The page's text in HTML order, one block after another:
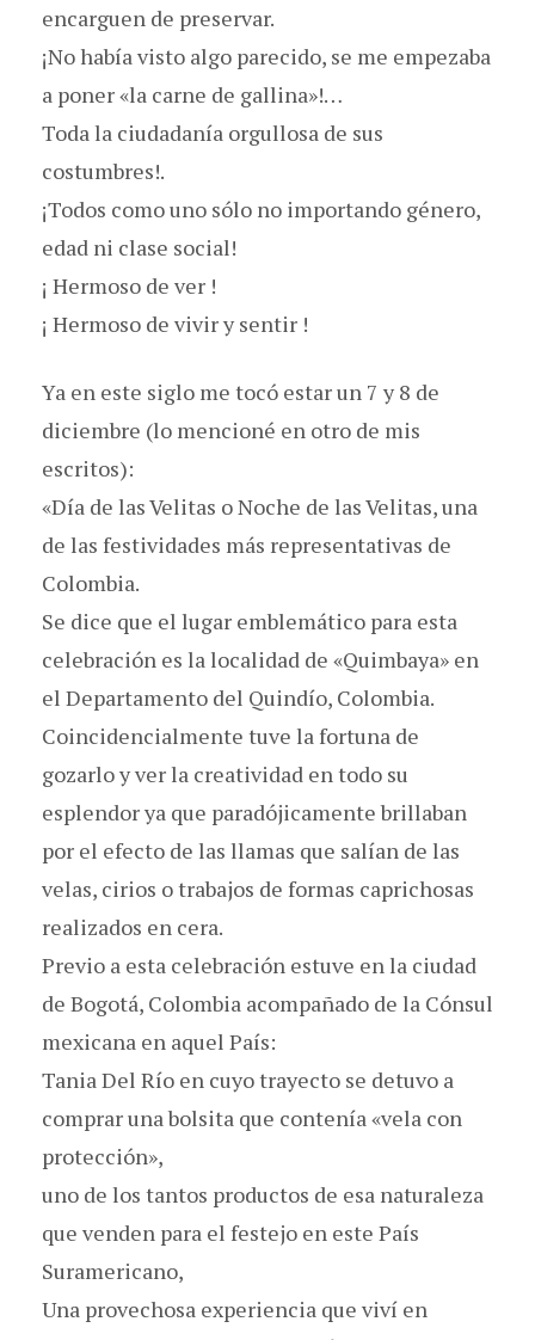
encarguen de preservar.
¡No había visto algo parecido, se me empezaba
a poner «la carne de gallina»!…
Toda la ciudadanía orgullosa de sus
costumbres!.
¡Todos como uno sólo no importando género,
edad ni clase social!
¡ Hermoso de ver !
¡ Hermoso de vivir y sentir !
Ya en este siglo me tocó estar un 7 y 8 de
diciembre (lo mencioné en otro de mis
escritos):
«Día de las Velitas o Noche de las Velitas, una
de las festividades más representativas de
Colombia.
Se dice que el lugar emblemático para esta
celebración es la localidad de «Quimbaya» en
el Departamento del Quindío, Colombia.
Coincidencialmente tuve la fortuna de
gozarlo y ver la creatividad en todo su
esplendor ya que paradójicamente brillaban
por el efecto de las llamas que salían de las
velas, cirios o trabajos de formas caprichosas
realizados en cera.
Previo a esta celebración estuve en la ciudad
de Bogotá, Colombia acompañado de la Cónsul
mexicana en aquel País:
Tania Del Río en cuyo trayecto se detuvo a
comprar una bolsita que contenía «vela con
protección»,
uno de los tantos productos de esa naturaleza
que venden para el festejo en este País
Suramericano,
Una provechosa experiencia que viví en